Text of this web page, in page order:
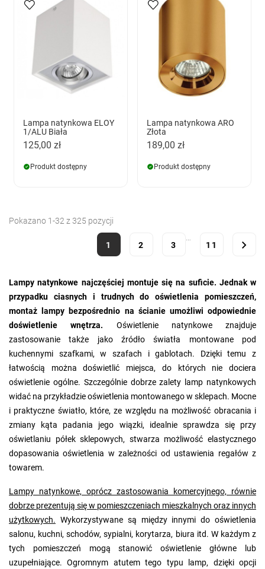
Lampa natynkowa ELOY
1/ALU Biała
125,00 zł
Produkt dostępny
Lampa natynkowa ARO
Złota
189,00 zł
Produkt dostępny
Pokazano 1-32 z 325 pozycji
1 2 3
11

Lampy natynkowe najczęściej montuje się na suficie. Jednak w
przypadku ciasnych i trudnych do oświetlenia pomieszczeń,
montaż lampy bezpośrednio na ścianie umożliwi odpowiednie
doświetlenie wnętrza. Oświetlenie natynkowe znajduje
zastosowanie także jako źródło światła montowane pod
kuchennymi szafkami, w szafach i gablotach. Dzięki temu z
łatwością można doświetlić miejsca, do których nie dociera
oświetlenie ogólne. Szczególnie dobrze zalety lamp natynkowych
widać na przykładzie oświetlenia montowanego w sklepach. Mocne
i praktyczne światło, które, ze względu na możliwość obracania i
zmiany kąta padania jego wiązki, idealnie sprawdza się przy
oświetlaniu półek sklepowych, stwarza możliwość elastycznego
dopasowania oświetlenia w zależności od ustawienia regałów z
towarem.
Lampy natynkowe, oprócz zastosowania komercyjnego, równie
dobrze prezentują się w pomieszczeniach mieszkalnych oraz innych
użytkowych. Wykorzystywane są między innymi do oświetlenia
salonu, kuchni, schodów, sypialni, korytarza, biura itd. W każdym z
tych pomieszczeń mogą stanowić oświetlenie główne lub
uzupełniające. Ogromnym atutem tego typu lamp, dzięki opcji